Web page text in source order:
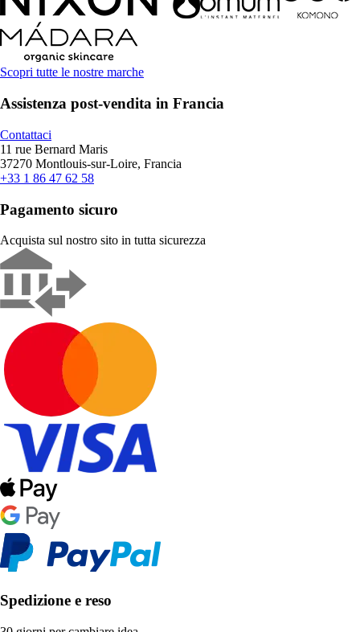
Scopri tutte le nostre marche
Assistenza post-vendita in Francia
Contattaci
11 rue Bernard Maris
37270 Montlouis-sur-Loire, Francia
+33 1 86 47 62 58
Pagamento sicuro
Acquista sul nostro sito in tutta sicurezza
Spedizione e reso